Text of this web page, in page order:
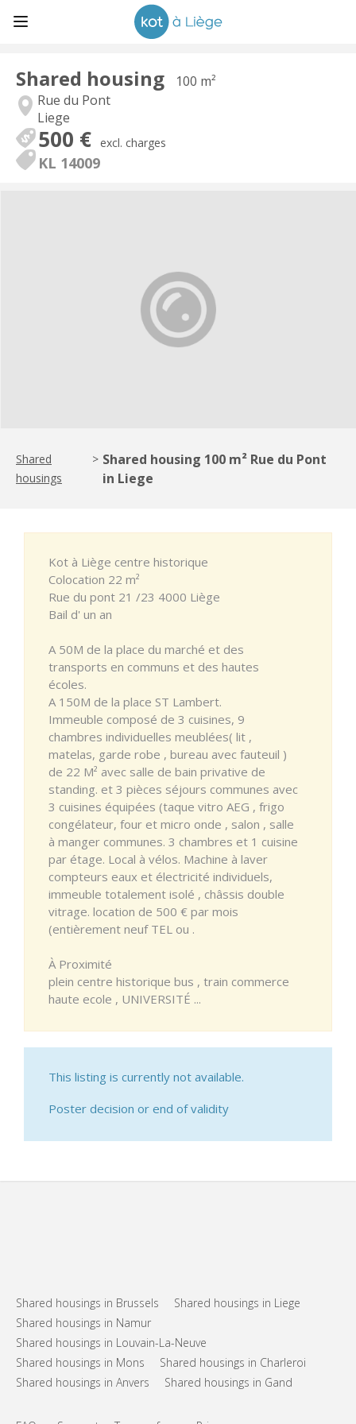
Shared housing
100 m²
Rue du Pont
Liege
500 € excl. charges
KL 14009
Shared
housings
> Shared housing 100 m² Rue du Pont
in Liege
Kot à Liège centre historique
Colocation 22 m²
Rue du pont 21 /23 4000 Liège
Bail d' un an
A 50M de la place du marché et des
transports en communs et des hautes
écoles.
A 150M de la place ST Lambert.
Immeuble composé de 3 cuisines, 9
chambres individuelles meublées( lit ,
matelas, garde robe , bureau avec fauteuil )
de 22 M² avec salle de bain privative de
standing. et 3 pièces séjours communes avec
3 cuisines équipées (taque vitro AEG , frigo
congélateur, four et micro onde , salon , salle
à manger communes. 3 chambres et 1 cuisine
par étage. Local à vélos. Machine à laver
compteurs eaux et électricité individuels,
immeuble totalement isolé , châssis double
vitrage. location de 500 € par mois
(entièrement neuf TEL ou .
À Proximité
plein centre historique bus , train commerce
haute ecole , UNIVERSITÉ ...
This listing is currently not available.
Poster decision or end of validity
Shared housings in Brussels
Shared housings in Liege
Shared housings in Namur
Shared housings in Louvain-La-Neuve
Shared housings in Mons
Shared housings in Charleroi
Shared housings in Anvers
Shared housings in Gand